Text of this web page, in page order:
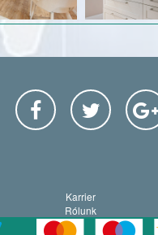
Karrier
Rólunk